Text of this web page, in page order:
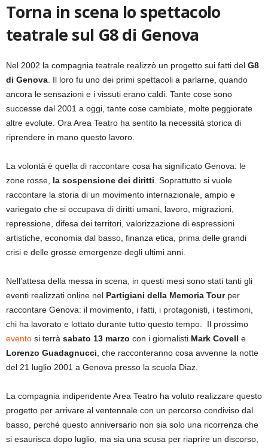
Torna in scena lo spettacolo
teatrale sul G8 di Genova
Nel 2002 la compagnia teatrale realizzò un progetto sui fatti del G8
di Genova. Il loro fu uno dei primi spettacoli a parlarne, quando
ancora le sensazioni e i vissuti erano caldi. Tante cose sono
successe dal 2001 a oggi, tante cose cambiate, molte peggiorate
altre evolute. Ora Area Teatro ha sentito la necessità storica di
riprendere in mano questo lavoro.
La volontà è quella di raccontare cosa ha significato Genova: le
zone rosse, la sospensione dei diritti. Soprattutto si vuole
raccontare la storia di un movimento internazionale, ampio e
variegato che si occupava di diritti umani, lavoro, migrazioni,
repressione, difesa dei territori, valorizzazione di espressioni
artistiche, economia dal basso, finanza etica, prima delle grandi
crisi e delle grosse emergenze degli ultimi anni.
Nell’attesa della messa in scena, in questi mesi sono stati tanti gli
eventi realizzati online nel Partigiani della Memoria Tourper
raccontare Genova: il movimento, i fatti, i protagonisti, i testimoni,
chi ha lavorato e lottato durante tutto questo tempo. Il prossimo
evento si terrà sabato 13 marzo con i giornalisti Mark Covell e
Lorenzo Guadagnucci, che racconteranno cosa avvenne la notte
del 21 luglio 2001 a Genova presso la scuola Diaz.
La compagnia indipendente Area Teatro ha voluto realizzare questo
progetto per arrivare al ventennale con un percorso condiviso dal
basso, perché questo anniversario non sia solo una ricorrenza che
si esaurisca dopo luglio, ma sia una scusa per riaprire un discorso,